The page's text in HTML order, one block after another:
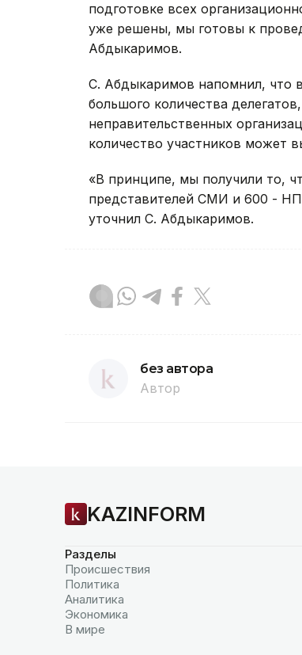
подготовке всех
уже решены, мы готовы к
Абдыкаримов.
С. Абдыкаримов напомнил, что
большого количества
неправительственных
количество участников может
«В принципе, мы получили то,
представителей СМИ и 600 -
уточнил С. Абдыкаримов.
без автора
Автор
KAZINFORM
Разделы
Происшествия
Политика
Аналитика
Экономика
В мире